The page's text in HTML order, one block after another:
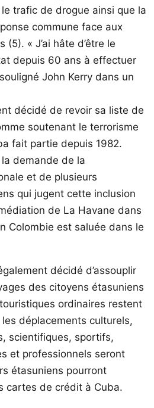
trafic de drogue ainsi que la
commune face aux
« J’ai hâte d’être le
depuis 60 ans à effectuer
John Kerry dans un
décidé de revoir sa liste de
soutenant le terrorisme
fait partie depuis 1982.
demande de la
et de plusieurs
qui jugent cette inclusion
de La Havane dans
Colombie est saluée dans le
décidé d’assouplir
des citoyens étasuniens
ordinaires restent
déplacements culturels,
scientifiques, sportifs,
et professionnels seront
étasuniens pourront
cartes de crédit à Cuba.